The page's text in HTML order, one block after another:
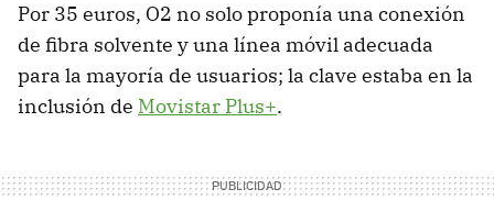
Por 35 euros, O2 no solo proponía una conexión
de fibra solvente y una línea móvil adecuada
para la mayoría de usuarios; la clave estaba en la
inclusión de Movistar Plus+.